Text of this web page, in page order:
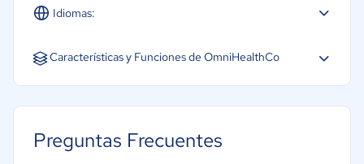
Idiomas:
Español
Características y Funciones de OmniHealthCo
Captura de voz
Preguntas Frecuentes